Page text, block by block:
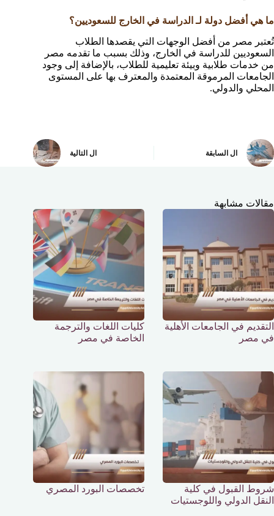
ما هي أفضل دولة لـ الدراسة في الخارج للسعوديين؟
تُعتبر مصر من أفضل الوجهات التي يقصدها الطلاب
السعوديين للدراسة في الخارج، وذلك بسبب ما تقدمه مصر
من خدمات طلابية وبيئة تعليمية للطلاب، بالإضافة إلى وجود
الجامعات المرموقة المعتمدة والمعترف بها على المستوى
المحلي والدولي.
ال السابقة ال التالية
مقالات مشابهة
التقديم في الجامعات الأهلية
في مصر
كليات اللغات والترجمة
الخاصة في مصر
شروط القبول في كلية
النقل الدولي واللوجستيات
تخصصات البورد المصري